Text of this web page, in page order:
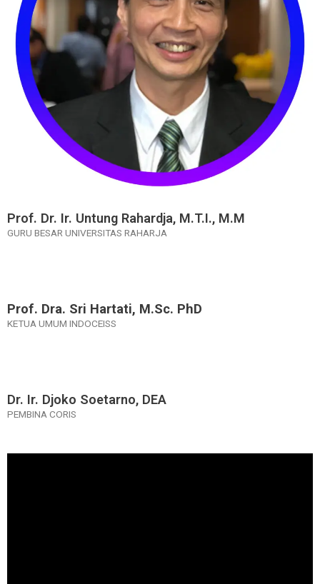
Prof. Dr. Ir. Untung Rahardja, M.T.I., M.M
GURU BESAR UNIVERSITAS RAHARJA
Prof. Dra. Sri Hartati, M.Sc. PhD​
KETUA UMUM INDOCEISS
Dr. Ir. Djoko Soetarno, DEA
PEMBINA CORIS